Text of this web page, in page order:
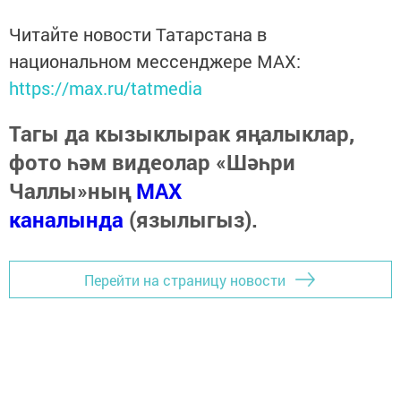
Читайте новости Татарстана в
национальном мессенджере MАХ:
https://max.ru/tatmedia
Тагы да кызыклырак яңалыклар,
фото һәм видеолар «Шәһри
Чаллы»ныңMAX
каналында (язылыгыз).
Перейти на страницу новости